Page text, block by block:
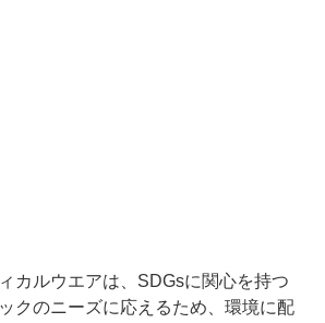
カルウエアは、SDGsに関心を持つ
クのニーズに応えるため、環境に配